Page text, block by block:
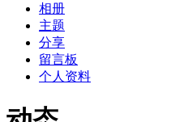
相册
主题
分享
留言板
个人资料